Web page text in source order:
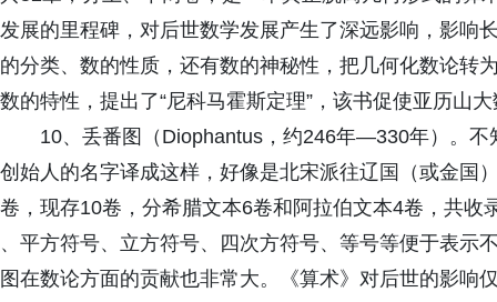
发展的里程碑，对后世数学发展产生了深远影响，影响
的分类、数的性质，还有数的神秘性，把几何化数论转
数的特性，提出了“尼科马霍斯定理”，该书促使亚历山
10、丢番图（Diophantus，约246年—330年）。
创始人的名字译成这样，好像是北宋派往辽国（或金国
卷，现存10卷，分希腊文本6卷和阿拉伯文本4卷，共
、平方符号、立方符号、四次方符号、等号等便于表示
图在数论方面的贡献也非常大。《算术》对后世的影响